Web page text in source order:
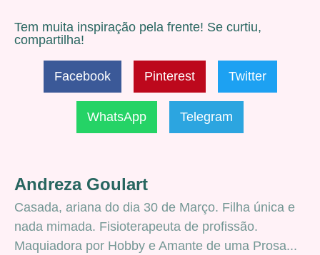
Tem muita inspiração pela frente! Se curtiu,
compartilha!
Facebook Pinterest Twitter
WhatsApp Telegram
Andreza Goulart
Casada, ariana do dia 30 de Março. Filha única e
nada mimada. Fisioterapeuta de profissão.
Maquiadora por Hobby e Amante de uma Prosa...